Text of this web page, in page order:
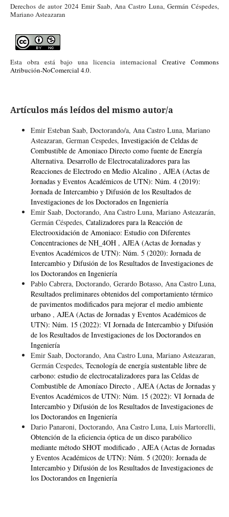
Derechos de autor 2024 Emir Saab, Ana Castro Luna, Germán Céspedes,
Mariano Asteazaran
Esta obra está bajo una licencia internacionalCreative Commons
Atribución-NoComercial 4.0.
Artículos más leídos del mismo autor/a
Emir Esteban Saab, Doctorando/a, Ana Castro Luna, Mariano
Asteazaran, German Cespedes, Investigación de Celdas de
Combustible de Amoniaco Directo como fuente de Energía
Alternativa. Desarrollo de Electrocatalizadores para las
Reacciones de Electrodo en Medio Alcalino , AJEA (Actas de
Jornadas y Eventos Académicos de UTN): Núm. 4 (2019):
Jornada de Intercambio y Difusión de los Resultados de
Investigaciones de los Doctorados en Ingeniería
Emir Saab, Doctorando, Ana Castro Luna, Mariano Asteazarán,
Germán Céspedes, Catalizadores para la Reacción de
Electrooxidación de Amoniaco: Estudio con Diferentes
Concentraciones de NH_4OH , AJEA (Actas de Jornadas y
Eventos Académicos de UTN): Núm. 5 (2020): Jornada de
Intercambio y Difusión de los Resultados de Investigaciones de
los Doctorandos en Ingeniería
Pablo Cabrera, Doctorando, Gerardo Botasso, Ana Castro Luna,
Resultados preliminares obtenidos del comportamiento térmico
de pavimentos modificados para mejorar el medio ambiente
urbano , AJEA (Actas de Jornadas y Eventos Académicos de
UTN): Núm. 15 (2022): VI Jornada de Intercambio y Difusión
de los Resultados de Investigaciones de los Doctorandos en
Ingeniería
Emir Saab, Doctorando, Ana Castro Luna, Mariano Asteazaran,
Germán Cespedes, Tecnología de energía sustentable libre de
carbono: estudio de electrocatalizadores para las Celdas de
Combustible de Amoníaco Directo , AJEA (Actas de Jornadas y
Eventos Académicos de UTN): Núm. 15 (2022): VI Jornada de
Intercambio y Difusión de los Resultados de Investigaciones de
los Doctorandos en Ingeniería
Dario Panaroni, Doctorando, Ana Castro Luna, Luis Martorelli,
Obtención de la eficiencia óptica de un disco parabólico
mediante método SHOT modificado , AJEA (Actas de Jornadas
y Eventos Académicos de UTN): Núm. 5 (2020): Jornada de
Intercambio y Difusión de los Resultados de Investigaciones de
los Doctorandos en Ingeniería